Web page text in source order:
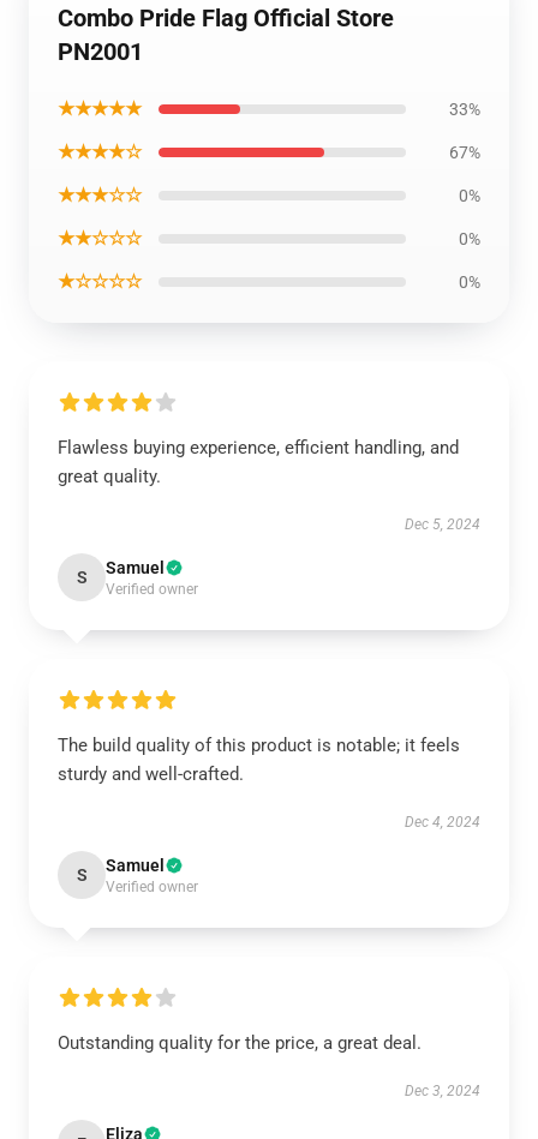
Combo Pride Flag Official Store
PN2001
★★★★★ 33%
★★★★☆ 67%
★★★☆☆ 0%
★★☆☆☆ 0%
★☆☆☆☆ 0%
Flawless buying experience, efficient handling, and
great quality.
Dec 5, 2024
S Samuel
Verified owner
The build quality of this product is notable; it feels
sturdy and well-crafted.
Dec 4, 2024
S Samuel
Verified owner
Outstanding quality for the price, a great deal.
Dec 3, 2024
Eliza